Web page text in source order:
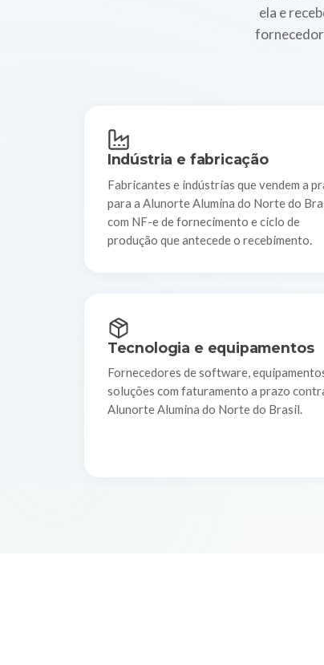
ela e
Indústria e fabricação
Fabricantes e indústrias que vendem a
para a Alunorte Alumina do Norte do
com NF-e de fornecimento e ciclo de
produção que antecede o recebimento.
Tecnologia e equipamentos
Fornecedores de software,
soluções com faturamento a prazo
Alunorte Alumina do Norte do Brasil.